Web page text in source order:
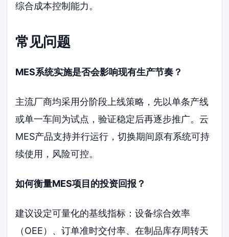
综合成本控制能力。
常见问题
MES系统实施是否会影响现有生产节奏？
主流厂商均采用分阶段上线策略，先以单条产线
或单一车间为试点，验证稳定后再逐步推广。云
MES产品支持并行运行，切换期间原有系统可持
续使用，风险可控。
如何衡量MES项目的投资回报？
建议设定可量化的基线指标：设备综合效率
（OEE）、订单准时交付率、在制品库存周转天